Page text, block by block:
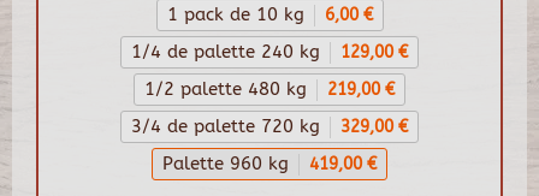
1 pack de 10 kg 6,00 €
1/4 de palette 240 kg 129,00 €
1/2 palette 480 kg 219,00 €
3/4 de palette 720 kg 329,00 €
Palette 960 kg 419,00 €